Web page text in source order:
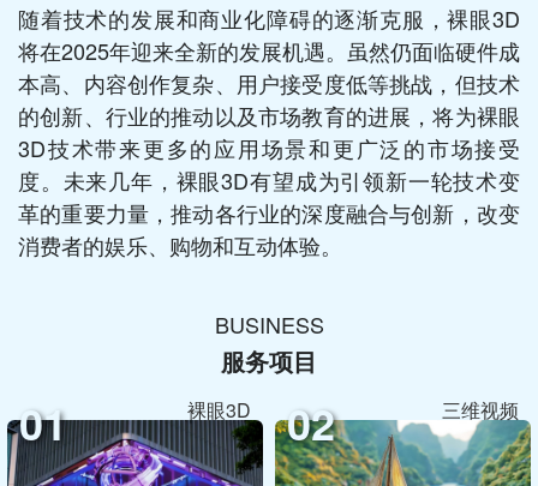
随着技术的发展和商业化障碍的逐渐克服，裸眼3D
将在2025年迎来全新的发展机遇。虽然仍面临硬件成
本高、内容创作复杂、用户接受度低等挑战，但技术
的创新、行业的推动以及市场教育的进展，将为裸眼
3D技术带来更多的应用场景和更广泛的市场接受
度。未来几年，裸眼3D有望成为引领新一轮技术变
革的重要力量，推动各行业的深度融合与创新，改变
消费者的娱乐、购物和互动体验。
BUSINESS
服务项目
01 裸眼3D 02 三维视频